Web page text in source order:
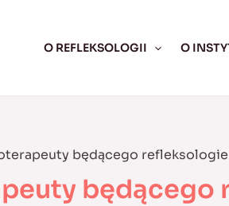
O REFLEKSOLOGII O
będącego
będącego